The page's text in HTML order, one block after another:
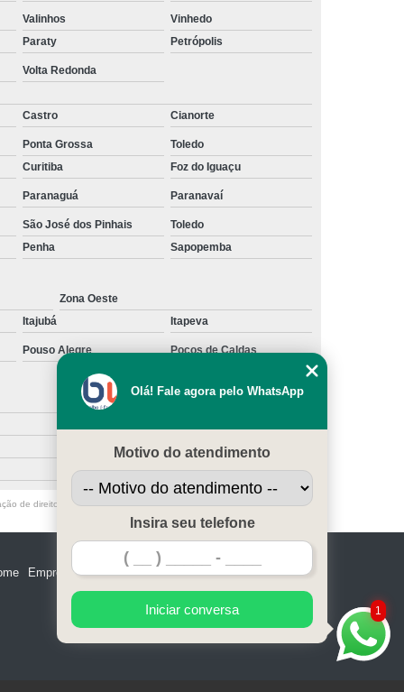
e Seleção Perto de Mim
e Seleção Próximo de Mim
Seleção e Recrutamento
em Recrutamento e Seleção
em Recrutamento e Seleção
e Seleção
Empresa de Terceirização
Terceirização de Limpeza
de Mão de Obra
de Recepcionista
Terceirização de Serviços
de Serviços de Limpeza
Empresa de Terceirização São Paulo
Terceirização de Serviços
de Serviços de Qualidade
de Limpeza e Conservação
de Limpeza em Condomínios
de Limpeza Industrial
de Limpeza Predial
Terceirização de Limpezas
Valinhos
Vinhedo
Paraty Petrópolis
Volta Redonda
Castro Cianorte
Ponta Grossa
Toledo
Curitiba Foz do Iguaçu
Paranaguá Paranavaí
São José dos Pinhais
Toledo
Penha Sapopemba
Zona Oeste
Itajubá Itapeva
Pouso Alegre Poços de Caldas
de direito autoral – artigo 184 do Código Penal –
Lei 9610/98 - Lei de
Empresa Missão Serviços Contato Mapa do site
1
Olá! Fale agora pelo WhatsApp
Motivo do atendimento
Insira seu telefone
Iniciar conversa